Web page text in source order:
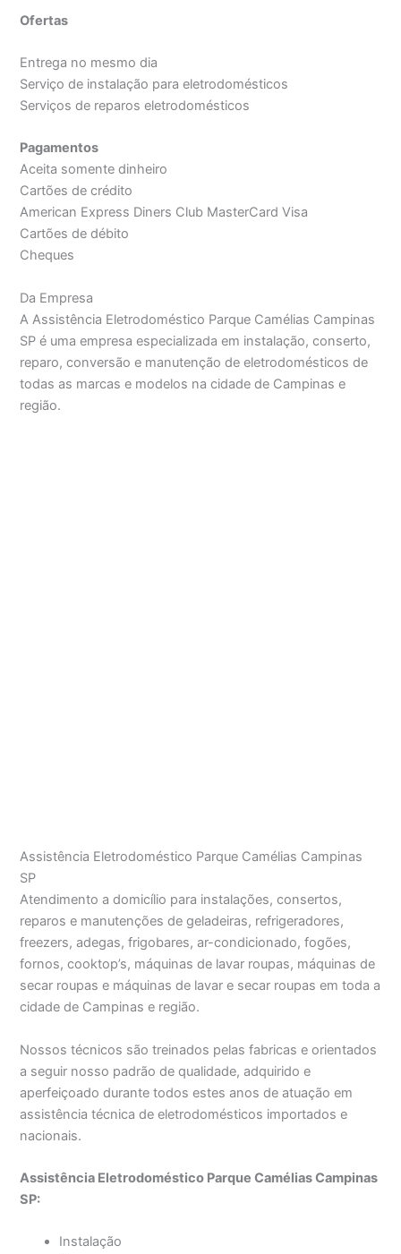
Ofertas
Entrega no mesmo dia
Serviço de instalação para eletrodomésticos
Serviços de reparos eletrodomésticos
Pagamentos
Aceita somente dinheiro
Cartões de crédito
American Express Diners Club MasterCard Visa
Cartões de débito
Cheques
Da Empresa
A Assistência Eletrodoméstico Parque Camélias Campinas
SP é uma empresa especializada em instalação, conserto,
reparo, conversão e manutenção de eletrodomésticos de
todas as marcas e modelos na cidade de Campinas e
região.
Assistência Eletrodoméstico Parque Camélias Campinas
SP
Atendimento a domicílio para instalações, consertos,
reparos e manutenções de geladeiras, refrigeradores,
freezers, adegas, frigobares, ar-condicionado, fogões,
fornos, cooktop’s, máquinas de lavar roupas, máquinas de
secar roupas e máquinas de lavar e secar roupas em toda a
cidade de Campinas e região.
Nossos técnicos são treinados pelas fabricas e orientados
a seguir nosso padrão de qualidade, adquirido e
aperfeiçoado durante todos estes anos de atuação em
assistência técnica de eletrodomésticos importados e
nacionais.
Assistência Eletrodoméstico Parque Camélias Campinas
SP:
Instalação